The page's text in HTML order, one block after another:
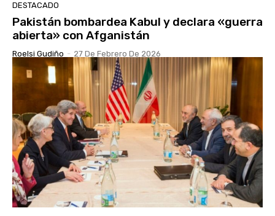
DESTACADO
Pakistán bombardea Kabul y declara «guerra
abierta» con Afganistán
Roelsi Gudiño - 27 De Febrero De 2026